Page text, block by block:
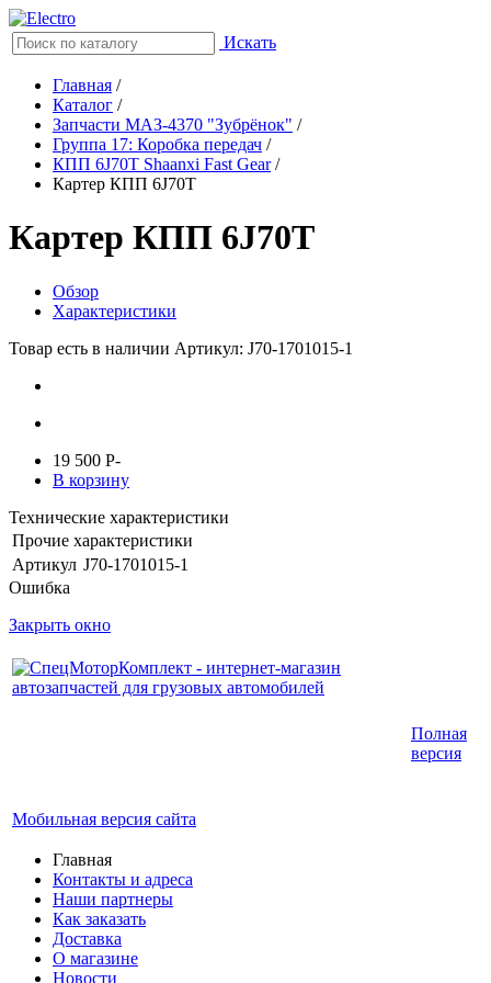
Искать
Главная /
Каталог /
Запчасти МАЗ-4370 "Зубрёнок" /
Группа 17: Коробка передач /
КПП 6J70T Shaanxi Fast Gear/
Картер КПП 6J70T
Картер КПП 6J70T
Обзор
Характеристики
Товар есть в наличии Артикул: J70-1701015-1
19 500 P-
В корзину
Технические характеристики
Прочие характеристики
Артикул J70-1701015-1
Ошибка
Закрыть окно
Мобильная версия сайта
Полная
версия
Главная
Контакты и адреса
Наши партнеры
Как заказать
Доставка
О магазине
Новости